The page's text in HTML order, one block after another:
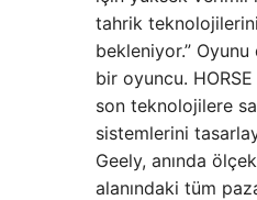
tahrik
bekleniyor.”
bir oyuncu.
son teknolojilere
sistemlerini
Geely, anında
alanındaki tüm